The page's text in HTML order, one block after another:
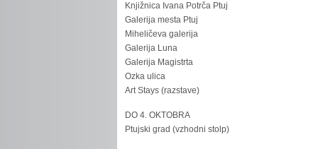
Knjižnica Ivana Potrča Ptuj
Galerija mesta Ptuj
Miheličeva galerija
Galerija Luna
Galerija Magistrta
Ozka ulica
Art Stays (razstave)
DO 4. OKTOBRA
Ptujski grad (vzhodni stolp)